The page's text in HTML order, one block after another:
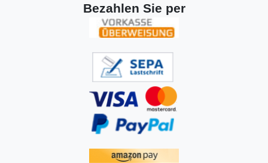
Bezahlen Sie per